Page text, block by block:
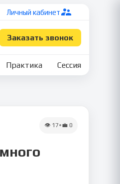
Личный кабинет
Заказать звонок
Практика Сессия
👁 17•💼 0